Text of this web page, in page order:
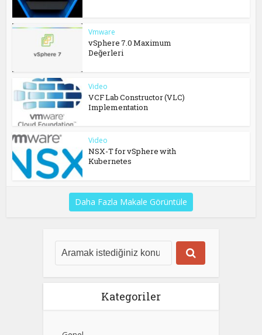
Vmware
vSphere 7.0 Maximum
Değerleri
Video
VCF Lab Constructor (VLC)
Implementation
Video
NSX-T for vSphere with
Kubernetes
Daha Fazla Makale Görüntüle
Kategoriler